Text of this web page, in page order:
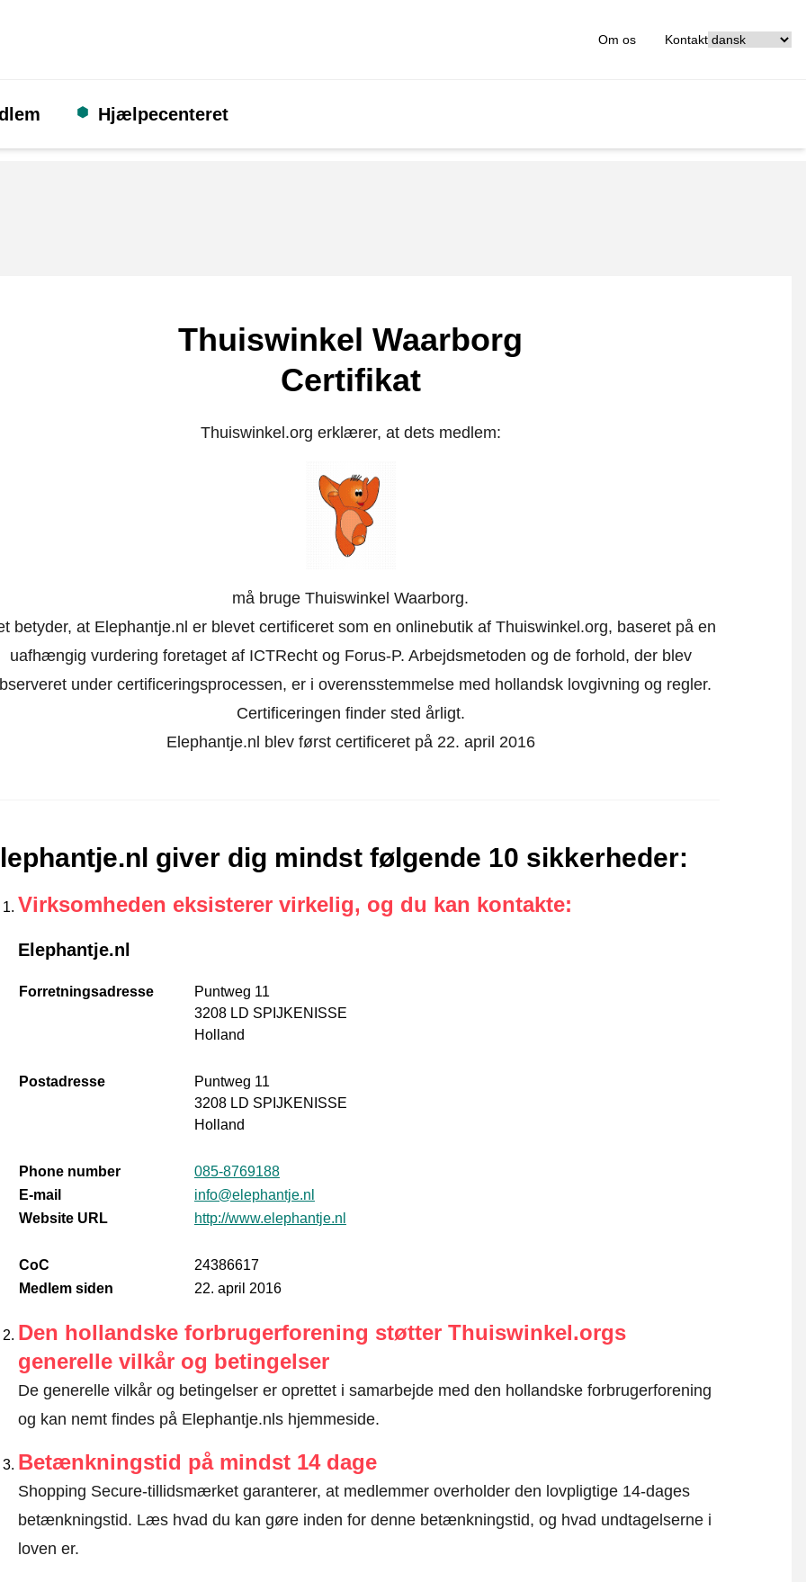
Om os Kontakt
Hjælpecenteret
Thuiswinkel Waarborg
Certifikat
Thuiswinkel.org erklærer, at dets medlem:
må bruge Thuiswinkel Waarborg.
betyder, at Elephantje.nl er blevet certificeret som en onlinebutik af Thuiswinkel.org, baseret på en
uafhængig vurdering foretaget af ICTRecht og Forus-P. Arbejdsmetoden og de forhold, der blev
under certificeringsprocessen, er i overensstemmelse med hollandsk lovgivning og regler.
Certificeringen finder sted årligt.
Elephantje.nl blev først certificeret på 22. april 2016
giver dig mindst følgende 10 sikkerheder:
Virksomheden eksisterer virkelig, og du kan kontakte:
Elephantje.nl
Forretningsadresse
Puntweg 11
3208 LD SPIJKENISSE
Holland
Postadresse
Puntweg 11
3208 LD SPIJKENISSE
Holland
Phone number
085-8769188
E-mail
info@elephantje.nl
Website URL
http://www.elephantje.nl
CoC
24386617
Medlem siden
22. april 2016
Den hollandske forbrugerforening støtter Thuiswinkel.orgs
generelle vilkår og betingelser
De generelle vilkår og betingelser er oprettet i samarbejde med den hollandske forbrugerforening
og kan nemt findes på Elephantje.nls hjemmeside.
Betænkningstid på mindst 14 dage
Shopping Secure-tillidsmærket garanterer, at medlemmer overholder den lovpligtige 14-dages
betænkningstid. Læs hvad du kan gøre inden for denne betænkningstid, og hvad undtagelserne i
loven er.